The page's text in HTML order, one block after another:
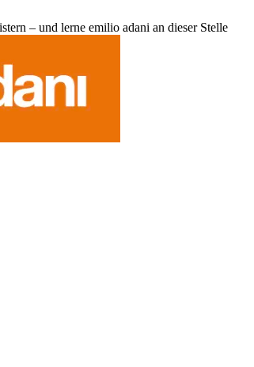
– und lerne emilio adani an dieser Stelle